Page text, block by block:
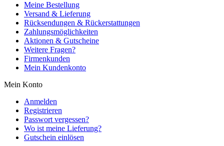
Meine Bestellung
Versand & Lieferung
Rücksendungen & Rückerstattungen
Zahlungsmöglichkeiten
Aktionen & Gutscheine
Weitere Fragen?
Firmenkunden
Mein Kundenkonto
Mein Konto
Anmelden
Registrieren
Passwort vergessen?
Wo ist meine Lieferung?
Gutschein einlösen